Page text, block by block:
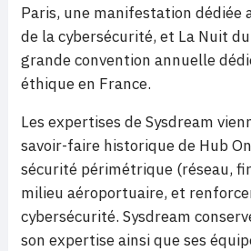
Paris, une manifestation dédiée
de la cybersécurité, et La Nuit
grande convention annuelle
éthique en France.
Les expertises de Sysdream
savoir-faire historique de Hub
sécurité périmétrique (réseau,
milieu aéroportuaire, et
cybersécurité. Sysdream
son expertise ainsi que ses